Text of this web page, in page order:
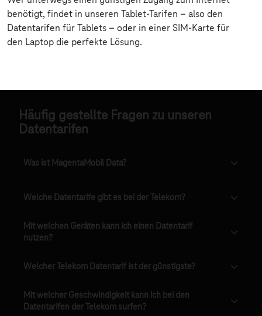
Häufig gestellte Fragen zu unseren
Datentarifen
Was ist MagentaMobil Data?
Welche Datentarife gibt es bei der Telekom?
Mit welchen Geräten kann ich einen Datentarif
nutzen?
Welcher Telekom Datentarif ist der günstigste?
Mit welcher Geschwindigkeit kann ich bei den
Datentarifen der Telekom surfen?